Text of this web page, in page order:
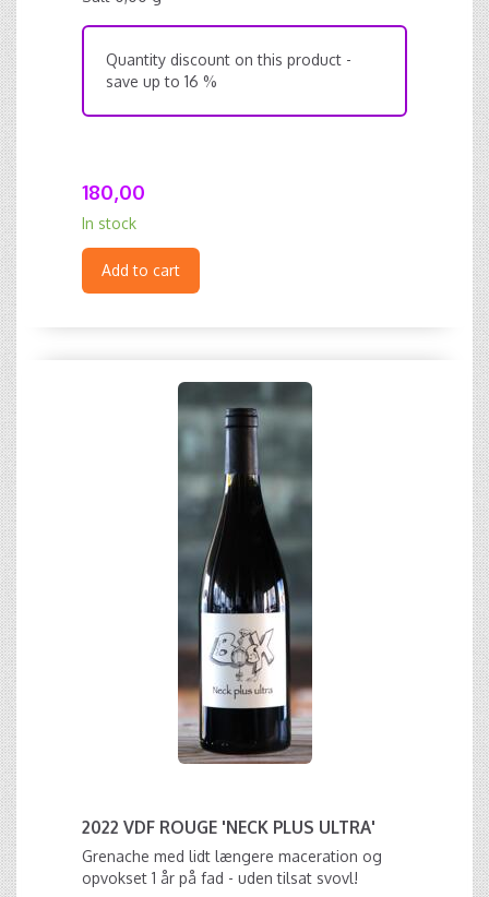
Quantity discount on this product -
save up to 16 %
180,00
In stock
Add to cart
2022 VDF ROUGE 'NECK PLUS ULTRA'
Grenache med lidt længere maceration og
opvokset 1 år på fad - uden tilsat svovl!